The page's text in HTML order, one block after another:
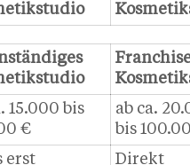
15.000 bis
€
ab ca.
bis
erst
Direkt